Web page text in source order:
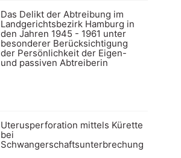
Das Delikt der Abtreibung im
Landgerichtsbezirk Hamburg in
den Jahren 1945 - 1961 unter
besonderer Berücksichtigung
der Persönlichkeit der Eigen-
und passiven Abtreiberin
Uterusperforation mittels Kürette
bei
Schwangerschaftsunterbrechung